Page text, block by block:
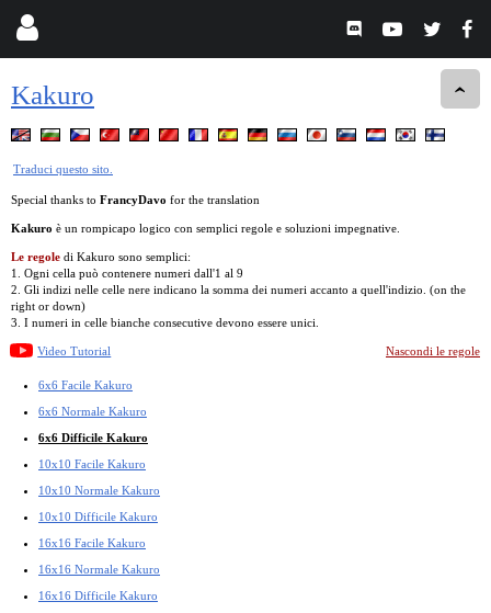
Kakuro
Traduci questo sito.
Special thanks to FrancyDavo for the translation
Kakuro è un rompicapo logico con semplici regole e soluzioni impegnative.
Le regole di Kakuro sono semplici:
1. Ogni cella può contenere numeri dall'1 al 9
2. Gli indizi nelle celle nere indicano la somma dei numeri accanto a quell'indizio. (on the
right or down)
3. I numeri in celle bianche consecutive devono essere unici.
Video Tutorial Nascondi le regole
6x6 Facile Kakuro
6x6 Normale Kakuro
6x6 Difficile Kakuro
10x10 Facile Kakuro
10x10 Normale Kakuro
10x10 Difficile Kakuro
16x16 Facile Kakuro
16x16 Normale Kakuro
16x16 Difficile Kakuro